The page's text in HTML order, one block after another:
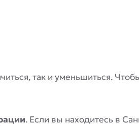
так и уменьшиться.
. Если вы находитесь в